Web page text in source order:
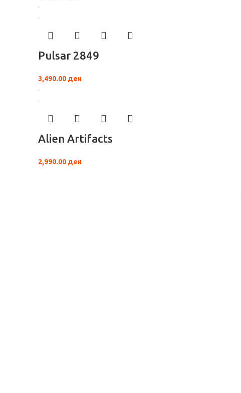
Pulsar 2849
3,490.00 ден
Alien Artifacts
2,990.00 ден